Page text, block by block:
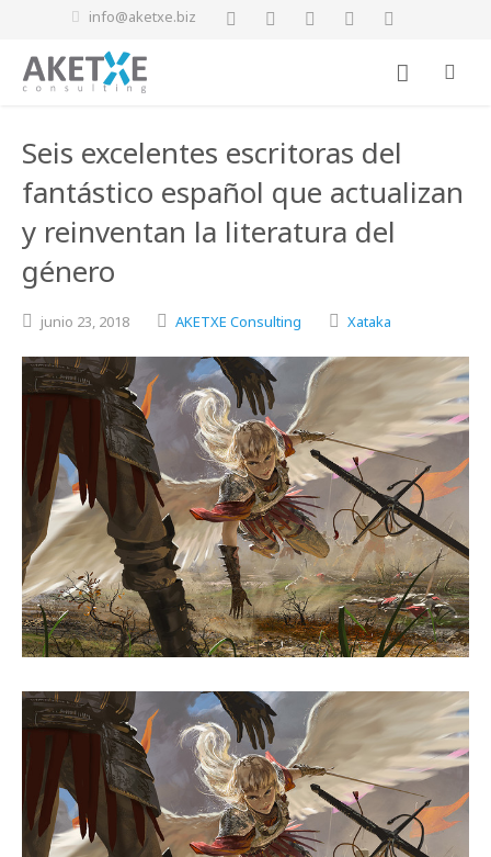
info@aketxe.biz
Seis excelentes escritoras del
fantástico español que actualizan
y reinventan la literatura del
género
junio 23, 2018 AKETXE Consulting Xataka